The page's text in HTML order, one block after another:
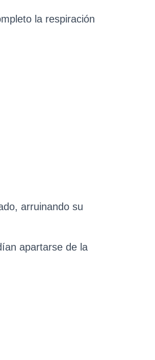
la respiración
arruinando su
apartarse de la